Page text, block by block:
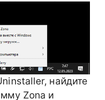
найдите
Zona и